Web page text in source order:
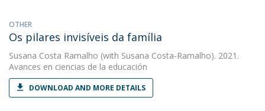
OTHER
Os pilares invisíveis da família
Susana Costa Ramalho (with Susana Costa-Ramalho). 2021.
Avances en ciencias de la educación
DOWNLOAD AND MORE DETAILS